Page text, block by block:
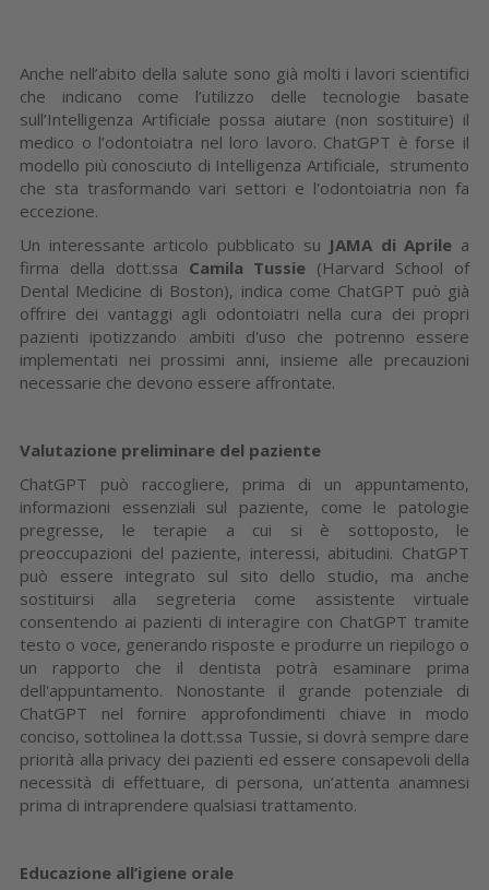
Anche nell’abito della salute sono già molti i lavori scientifici
che indicano come l’utilizzo delle tecnologie basate
sull’Intelligenza Artificiale possa aiutare (non sostituire) il
medico o l’odontoiatra nel loro lavoro. ChatGPT è forse il
modello più conosciuto di Intelligenza Artificiale, strumento
che sta trasformando vari settori e l'odontoiatria non fa
eccezione.
Un interessante articolo pubblicato su JAMA di Aprile a
firma della dott.ssa Camila Tussie (Harvard School of
Dental Medicine di Boston), indica come ChatGPT può già
offrire dei vantaggi agli odontoiatri nella cura dei propri
pazienti ipotizzando ambiti d'uso che potrenno essere
implementati nei prossimi anni, insieme alle precauzioni
necessarie che devono essere affrontate.
Valutazione preliminare del paziente
ChatGPT può raccogliere, prima di un appuntamento,
informazioni essenziali sul paziente, come le patologie
pregresse, le terapie a cui si è sottoposto, le
preoccupazioni del paziente, interessi, abitudini. ChatGPT
può essere integrato sul sito dello studio, ma anche
sostituirsi alla segreteria come assistente virtuale
consentendo ai pazienti di interagire con ChatGPT tramite
testo o voce, generando risposte e produrre un riepilogo o
un rapporto che il dentista potrà esaminare prima
dell'appuntamento. Nonostante il grande potenziale di
ChatGPT nel fornire approfondimenti chiave in modo
conciso, sottolinea la dott.ssa Tussie, si dovrà sempre dare
priorità alla privacy dei pazienti ed essere consapevoli della
necessità di effettuare, di persona, un’attenta anamnesi
prima di intraprendere qualsiasi trattamento.
Educazione all’igiene orale